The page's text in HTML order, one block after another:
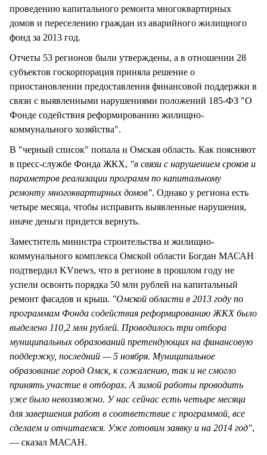
проведению капитального ремонта многоквартирных
домов и переселению граждан из аварийного жилищного
фонд за 2013 год.
Отчеты 53 регионов были утверждены, а в отношении 28
субъектов госкорпорация приняла решение о
приостановлении предоставления финансовой поддержки в
связи с выявленными нарушениями положений 185-ФЗ "О
Фонде содействия реформированию жилищно-
коммунального хозяйства".
В "черный список" попала и Омская область. Как поясняют
в пресс-службе Фонда ЖКХ, "в связи с нарушением сроков и
параметров реализации программ по капитальному
ремонту многоквартирных домов". Однако у региона есть
четыре месяца, чтобы исправить выявленные нарушения,
иначе деньги придется вернуть.
Заместитель министра строительства и жилищно-
коммунального комплекса Омской области Богдан МАСАН
подтвердил KVnews, что в регионе в прошлом году не
успели освоить порядка 50 млн рублей на капитальный
ремонт фасадов и крыш. "Омской области в 2013 году по
программам Фонда содействия реформированию ЖКХ было
выделено 110,2 млн рублей. Проводилось три отбора
муниципальных образований претендующих на финансовую
поддержку, последний — 5 ноября. Муниципальное
образование город Омск, к сожалению, так и не смогло
принять участие в отборах. А зимой работы проводить
уже было невозможно. У нас сейчас есть четыре месяца
для завершения работ в соответствие с программой, все
сделаем и отчитаемся. Уже готовим заявку и на 2014 год",
— сказал МАСАН.